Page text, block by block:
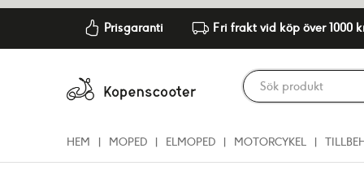
Prisgaranti Fri frakt vid köp över 1000
HEM MOPED ELMOPED MOTORCYKEL